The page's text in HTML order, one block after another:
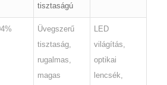
tisztaságú
Üvegszerű
tisztaság,
rugalmas,
magas
LED
világítás,
optikai
lencsék,